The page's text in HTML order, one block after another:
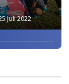
Juli 2022